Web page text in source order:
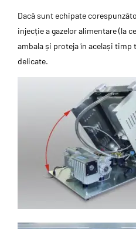
Dacă sunt echipate
injecție a gazelor alimentare (la
ambala și proteja în același timp
delicate.